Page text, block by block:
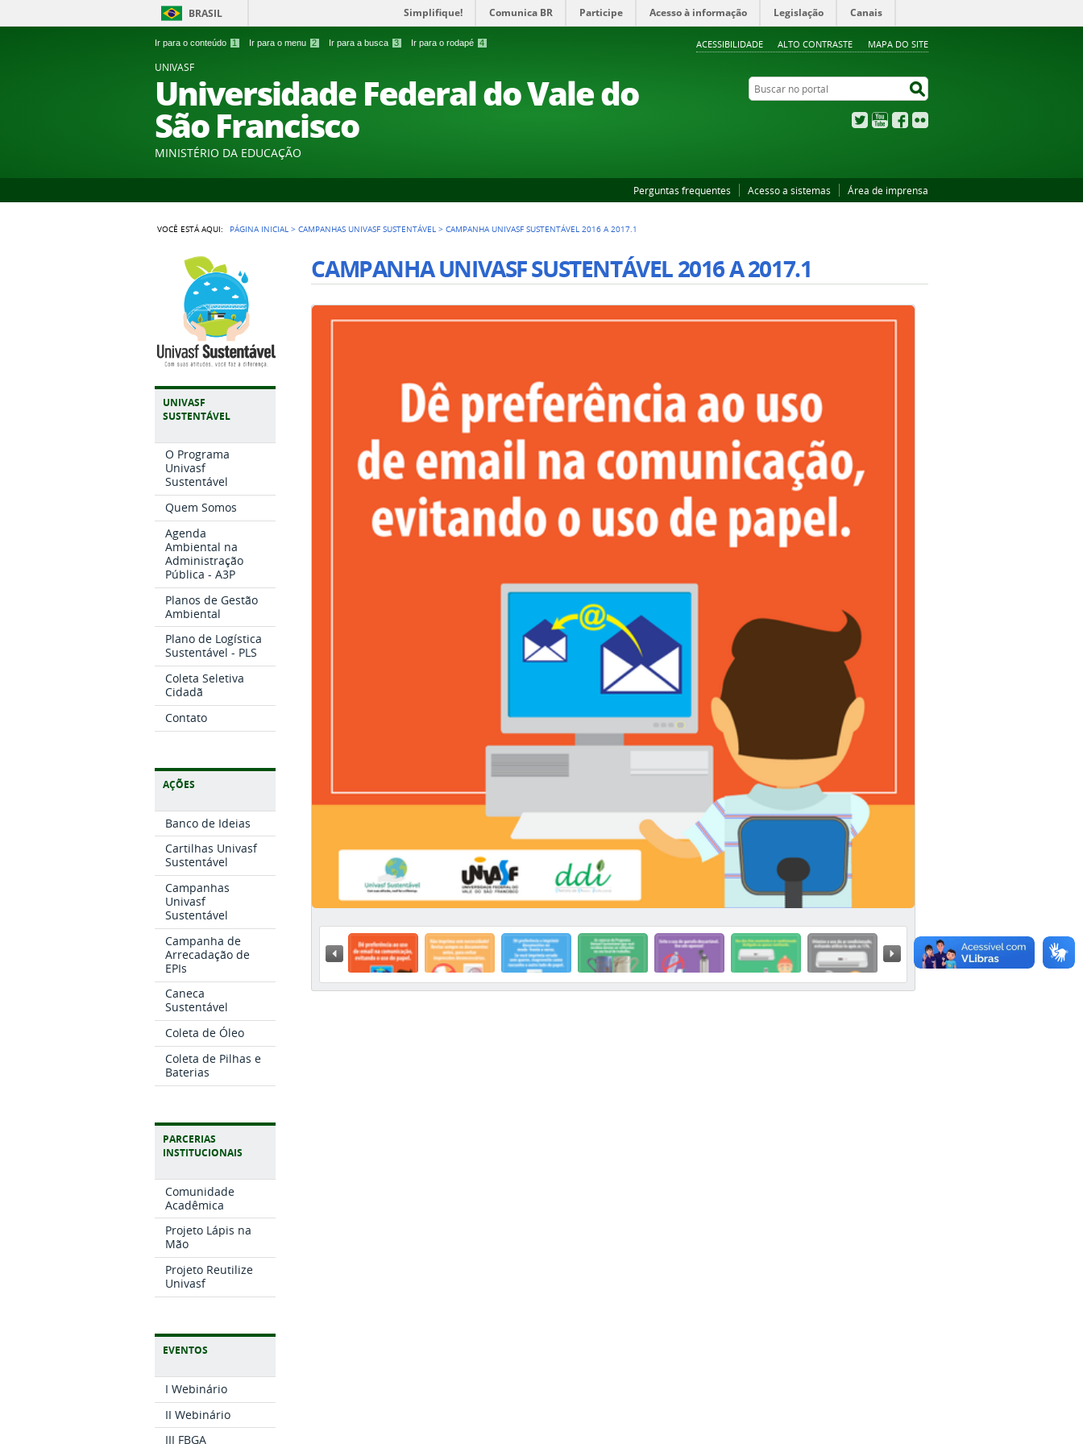
Ir para o conteúdo 1 Ir para o menu 2 Ir para a busca 3 Ir para o rodapé 4 ACESSIBILIDADE ALTO CONTRASTE MAPA DO SITE
BRASIL Simplifique! Comunica BR Participe Acesso à informação Legislação Canais
UNIVASF
Universidade Federal do Vale do
São Francisco
MINISTÉRIO DA EDUCAÇÃO
Buscar no portal
TwitterYouTubeFacebook
Perguntas frequentes Acesso a sistemas Área de imprensa
VOCÊ ESTÁ AQUI: PÁGINA INICIAL >CAMPANHAS UNIVASF SUSTENTÁVEL >CAMPANHA UNIVASF SUSTENTÁVEL 2016 A 2017.1
UNIVASF
SUSTENTÁVEL
O Programa
Univasf
Sustentável
Quem Somos
Agenda
Ambiental na
Administração
Pública - A3P
Planos de Gestão
Ambiental
Plano de Logística
Sustentável - PLS
Coleta Seletiva
Cidadã
Contato
AÇÕES
Banco de Ideias
Cartilhas Univasf
Sustentável
Campanhas
Univasf
Sustentável
Campanha de
Arrecadação de
EPIs
Caneca
Sustentável
Coleta de Óleo
Coleta de Pilhas e
Baterias
PARCERIAS
INSTITUCIONAIS
Comunidade
Acadêmica
Projeto Lápis na
Mão
Projeto Reutilize
Univasf
EVENTOS
I Webinário
II Webinário
III FBGA
CAMPANHA UNIVASF SUSTENTÁVEL 2016 A 2017.1
« Anterior Próximo »